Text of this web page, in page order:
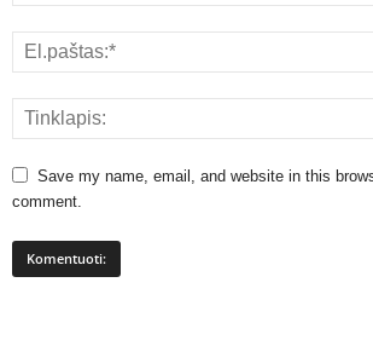
Save my name, email, and website in this
comment.